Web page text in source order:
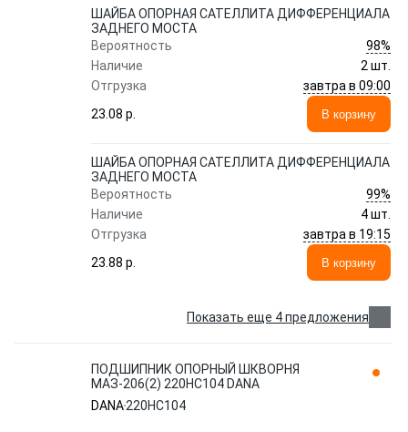
ШАЙБА ОПОРНАЯ САТЕЛЛИТА ДИФФЕРЕНЦИАЛА
ЗАДНЕГО МОСТА
Вероятность
98%
Наличие
2 шт.
Отгрузка
завтра в 09:00
23.08 p.
В корзину
ШАЙБА ОПОРНАЯ САТЕЛЛИТА ДИФФЕРЕНЦИАЛА
ЗАДНЕГО МОСТА
Вероятность
99%
Наличие
4 шт.
Отгрузка
завтра в 19:15
23.88 p.
В корзину
Показать еще 4 предложения
ПОДШИПНИК ОПОРНЫЙ ШКВОРНЯ
МАЗ-206(2) 220HC104 DANA
DANA220HC104